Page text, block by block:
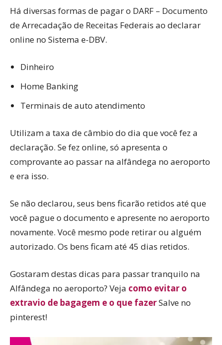
Há diversas formas de pagar o DARF – Documento
de Arrecadação de Receitas Federais ao declarar
online no Sistema e-DBV.
Dinheiro
Home Banking
Terminais de auto atendimento
Utilizam a taxa de câmbio do dia que você fez a
declaração. Se fez online, só apresenta o
comprovante ao passar na alfândega no aeroporto
e era isso.
Se não declarou, seus bens ficarão retidos até que
você pague o documento e apresente no aeroporto
novamente. Você mesmo pode retirar ou alguém
autorizado. Os bens ficam até 45 dias retidos.
Gostaram destas dicas para passar tranquilo na
Alfândega no aeroporto? Veja como evitar o
extravio de bagagem e o que fazerSalve no
pinterest!